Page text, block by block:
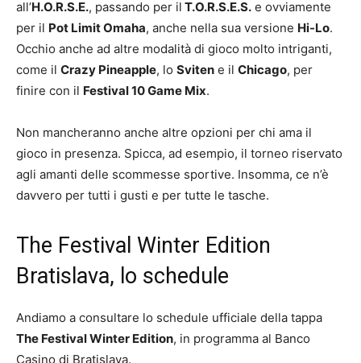
all’H.O.R.S.E., passando per il T.O.R.S.E.S. e ovviamente
per il Pot Limit Omaha, anche nella sua versione Hi-Lo.
Occhio anche ad altre modalità di gioco molto intriganti,
come il Crazy Pineapple, lo Sviten e il Chicago, per
finire con il Festival 10 Game Mix.
Non mancheranno anche altre opzioni per chi ama il
gioco in presenza. Spicca, ad esempio, il torneo riservato
agli amanti delle scommesse sportive. Insomma, ce n’è
davvero per tutti i gusti e per tutte le tasche.
The Festival Winter Edition
Bratislava, lo schedule
Andiamo a consultare lo schedule ufficiale della tappa
The Festival Winter Edition, in programma al Banco
Casino di Bratislava.